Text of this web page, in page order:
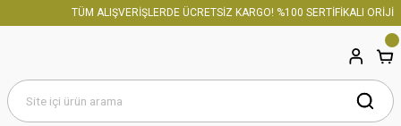
TÜM ALIŞVERİŞLERDE ÜCRETSİZ KARGO! %100 SERTİFİKALI